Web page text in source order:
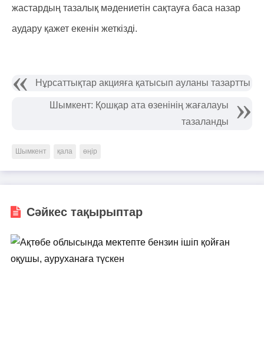
жастардың тазалық мәдениетін сақтауға баса назар
аудару қажет екенін жеткізді.
Нұрсаттықтар акцияға қатысып ауланы тазартты
Шымкент: Қошқар ата өзенінің жағалауы
тазаланды
Шымкент қала өңір
Сәйкес тақырыптар